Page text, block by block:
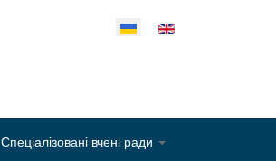
Спеціалізовані вчені ради